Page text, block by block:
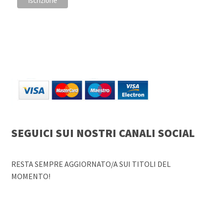
SEGUICI SUI NOSTRI CANALI SOCIAL
RESTA SEMPRE AGGIORNATO/A SUI TITOLI DEL
MOMENTO!